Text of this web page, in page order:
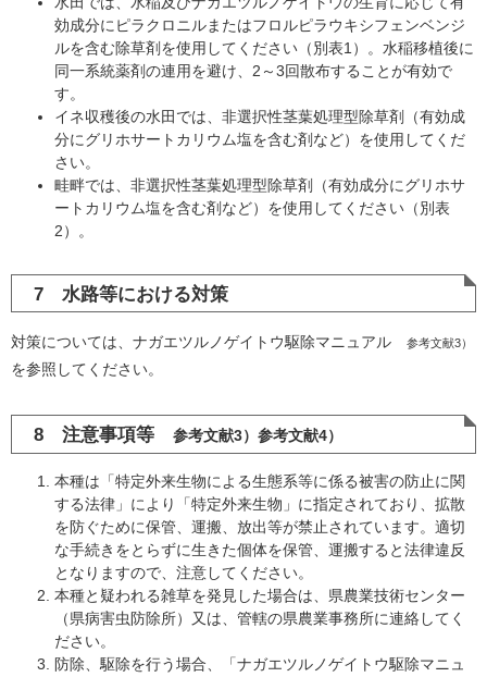
効成分にピラクロニルまたはフロルピラウキシフェンベンジ
ルを含む除草剤を使用してください（別表1）。水稲移植後に
同一系統薬剤の連用を避け、2～3回散布することが有効で
す。
イネ収穫後の水田では、非選択性茎葉処理型除草剤（有効成
分にグリホサートカリウム塩を含む剤など）を使用してくだ
さい。
畦畔では、非選択性茎葉処理型除草剤（有効成分にグリホサ
ートカリウム塩を含む剤など）を使用してください（別表
2）。
7 水路等における対策
対策については、ナガエツルノゲイトウ駆除マニュアル 参考文献3）
を参照してください。
8 注意事項等 参考文献3）参考文献4）​
本種は「特定外来生物による生態系等に係る被害の防止に関
する法律」により「特定外来生物」に指定されており、拡散
を防ぐために保管、運搬、放出等が禁止されています。適切
な手続きをとらずに生きた個体を保管、運搬すると法律違反
となりますので、注意してください。
本種と疑われる雑草を発見した場合は、県農業技術センター
（県病害虫防除所）又は、管轄の県農業事務所に連絡してく
ださい。
防除、駆除を行う場合、「ナガエツルノゲイトウ駆除マニュ